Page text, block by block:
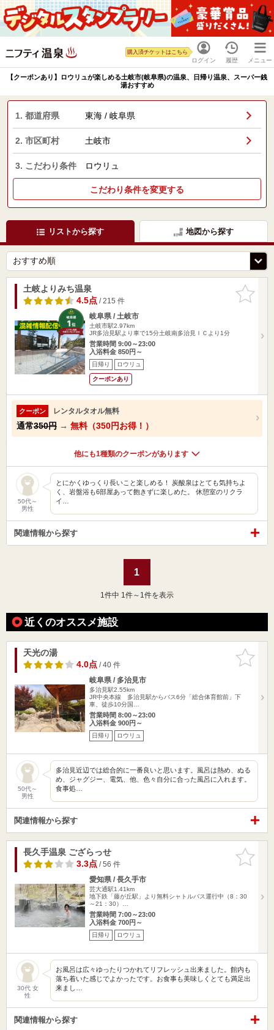
ログイン
購入済チケットはこちら
履歴 メニュー
【クーポンあり】ロウリュが楽しめる土岐市(岐阜県)の温泉、日帰り温泉、スーパー銭
湯おすすめ
1. 都道府県 東海 / 岐阜県
2. 市区町村 土岐市
3. こだわり条件 ロウリュ
こだわり条件を変更する
リストから探す 地図から探す
お気に入
りに追加
土岐よりみち温泉
4.5点/ 215 件
岐阜県 / 土岐市
土岐市駅2.97km
JR多治見駅より車で15分土岐南多治見ＩＣより1分
営業時間 9:00～23:00
入浴料金 850円～
日帰り ロウリュ
クーポンあり
クーポン レンタルタオル無料
通常350円 → 無料（350円お得！）
他にも1種類のクーポンがあります
50代～
男性
とにかくゆっくり長いこと楽しめる！ 炭酸泉はとても気持ちよ
く、岩盤浴も6部屋あって飽きずに楽しめた。 休憩室のリクラ
イ…
関連情報から探す
1
1 件中 1件～1件を表示
近くのオススメ施設
お気に入
りに追加
天光の湯
4.0点/ 40 件
岐阜県 / 多治見市
多治見駅2.55km
JR中央本線 多治見駅からバス6分「総合体育館前」下
車、徒歩10分国…
営業時間 8:00～23:00
入浴料金 900円～
日帰り ロウリュ
50代～
男性
多治見近辺では総合的に一番良いと思います。風呂は熱め、ぬる
め、ジャグジー、電気、他、色々自分に合った風呂に入れます。
食事処…
関連情報から探す
お気に入
りに追加
長久手温泉 ござらっせ
3.3点/ 56 件
愛知県 / 長久手市
芸大通駅1.41km
地下鉄「藤が丘駅」より無料シャトルバス運行中（8：30
～21：30）…
営業時間 7:00～23:00
入浴料金 700円～
日帰り ロウリュ
30代 女
性
お風呂は広々ゆったりつかれてリフレッシュ出来ました。館内も
落ち着いた感じでよかったです。お食事も美味しくとても満足出
来まし…
関連情報から探す